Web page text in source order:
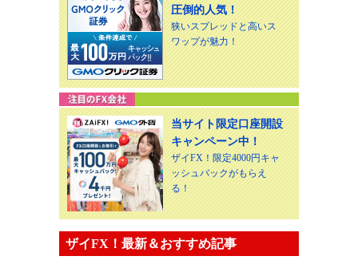
圧倒的人気！
狭いスプレッドと高いス
ワップが魅力！
当サイト限定口座開設
キャンペーン中！
ザイFX！限定4000円キャ
ッシュバックがもらえ
る！
ザイFX！最新＆おすすめ記事